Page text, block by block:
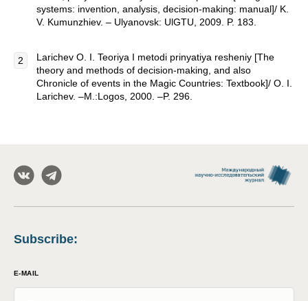
systems: invention, analysis, decision-making: manual]/ K.
V. Kumunzhiev. – Ulyanovsk: UlGTU, 2009. P. 183.
Larichev O. I. Teoriya I metodi prinyatiya resheniy [The
theory and methods of decision-making, and also
Chronicle of events in the Magic Countries: Textbook]/ O. I.
Larichev. –M.:Logos, 2000. –P. 296.
Subscribe:
E-MAIL